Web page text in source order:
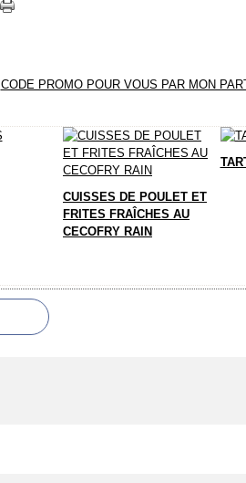
CODE PROMO POUR VOUS PAR MON
CUISSES DE POULET ET
FRITES FRAÎCHES AU
CECOFRY RAIN